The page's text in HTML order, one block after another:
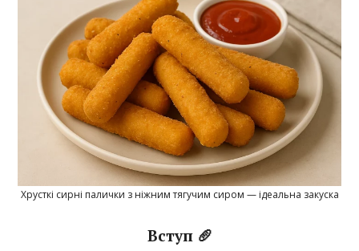
Хрусткі сирні палички з ніжним тягучим сиром — ідеальна закуска
Вступ 🥖